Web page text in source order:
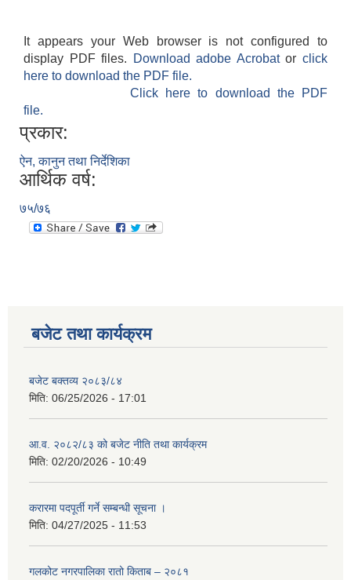
It appears your Web browser is not configured to
display PDF files.
Download adobe Acrobatorclick
here to download the PDF file.
Click here to download the PDF
file.
प्रकार:
ऐन, कानुन तथा निर्देशिका
आर्थिक वर्ष:
७५/७६
बजेट तथा कार्यक्रम
बजेट बक्तव्य २०८३/८४
मिति: 06/25/2026 - 17:01
आ.व. २०८२/८३ को बजेट नीति तथा कार्यक्रम
मिति: 02/20/2026 - 10:49
करारमा पदपूर्ती गर्ने सम्बन्धी सूचना ।
मिति: 04/27/2025 - 11:53
गलकोट नगरपालिका रातो किताब – २०८१